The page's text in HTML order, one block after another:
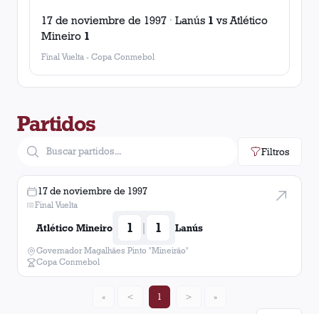
17 de noviembre de 1997 · Lanús 1 vs Atlético
Mineiro 1
Final Vuelta - Copa Conmebol
Partidos
Filtros
17 de noviembre de 1997
Final Vuelta
Atlético Mineiro 1 | 1 Lanús
Governador Magalhães Pinto "Mineirão"
Copa Conmebol
« < 1 > »